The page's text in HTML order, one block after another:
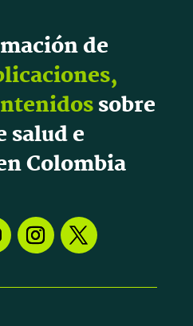
de
sobre
salud e
Colombia